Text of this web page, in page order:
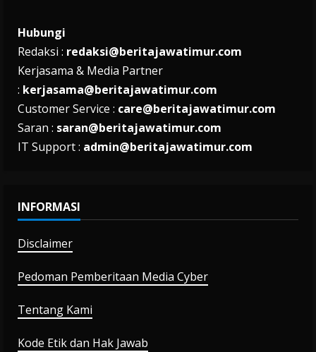
Hubungi
Redaksi : redaksi@beritajawatimur.com
Kerjasama & Media Partner
: kerjasama@beritajawatimur.com
Customer Service : care@beritajawatimur.com
Saran : saran@beritajawatimur.com
IT Support : admin@beritajawatimur.com
INFORMASI
Disclaimer
Pedoman Pemberitaan Media Cyber
Tentang Kami
Kode Etik dan Hak Jawab